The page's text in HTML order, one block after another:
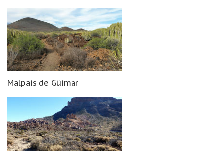
Malpaís de Güímar